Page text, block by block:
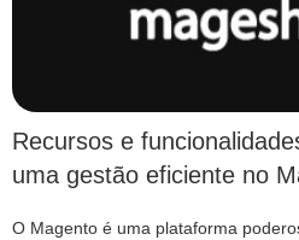
Recursos e
uma gestão eficiente no
O Magento é uma plataforma